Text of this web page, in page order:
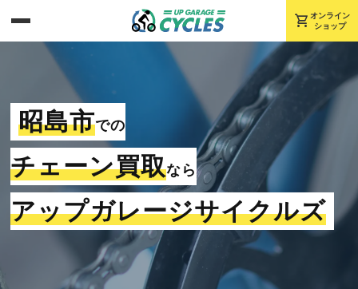
shopping_cart オンライン
ショップ
昭島市での
チェーン買取なら
アップガレージサイクルズ